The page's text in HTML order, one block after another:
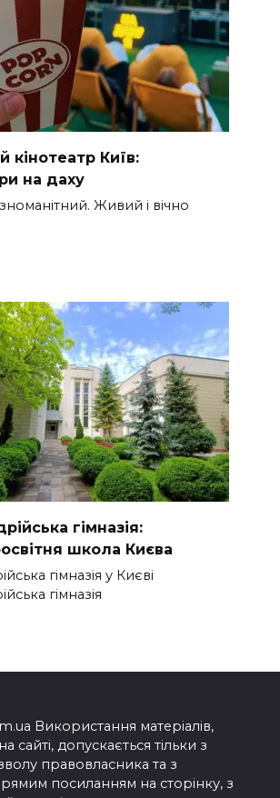
кінотеатр Київ:
на даху
Живий і вічно
гімназія:
школа Києва
гімназія у Києві
гімназія
Використання матеріалів,
сайті, допускається тільки з
правовласника та з
посиланням на сторінку, з